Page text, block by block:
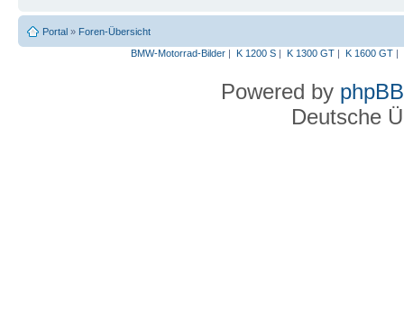
Portal » Foren-Übersicht
BMW-Motorrad-Bilder| K 1200 S| K 1300 GT| K 1600 GT|
Powered by phpBB
Deutsche